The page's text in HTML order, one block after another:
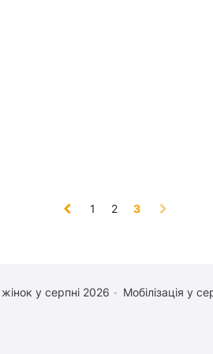
1 2 3(current)
жінок у серпні 2026
Мобілізація у